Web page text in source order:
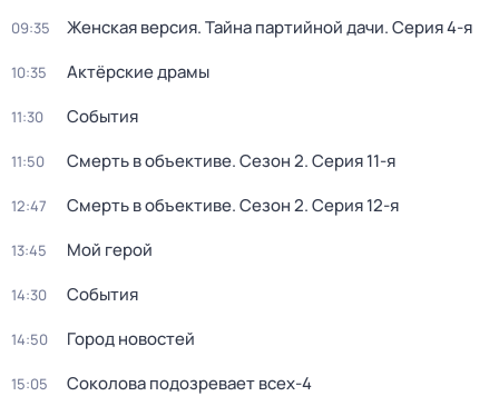
09:35 Женская версия. Тайна партийной дачи. Серия 4-я
10:35 Актёрские драмы
11:30 События
11:50 Смерть в объективе. Сезон 2. Серия 11-я
12:47 Смерть в объективе. Сезон 2. Серия 12-я
13:45 Мой герой
14:30 События
14:50 Город новостей
15:05 Соколова подозревает всех-4